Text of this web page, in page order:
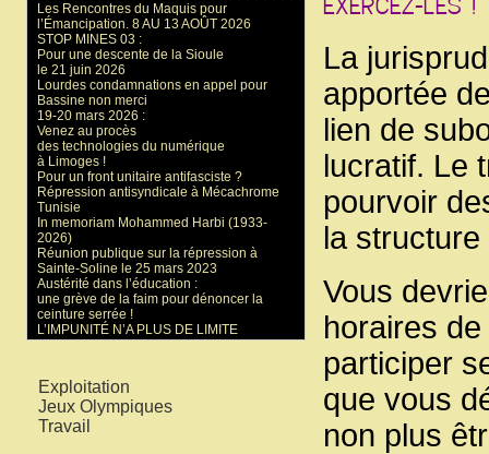
La
apportée
lien de
lucratif. Le
pourvoir
la
Vous
horaires
participer
que vous
non plus
Les Rencontres du Maquis pour
l’Émancipation. 8 AU 13 AOÛT 2026
STOP MINES 03 :
Pour une descente de la Sioule
le 21 juin 2026
Lourdes condamnations en appel pour
Bassine non merci
19-20 mars 2026 :
Venez au procès
des technologies du numérique
à Limoges !
Pour un front unitaire antifasciste ?
Répression antisyndicale à Mécachrome
Tunisie
In memoriam Mohammed Harbi (1933-
2026)
Réunion publique sur la répression à
Sainte-Soline le 25 mars 2023
Austérité dans l’éducation :
une grève de la faim pour dénoncer la
ceinture serrée !
L’IMPUNITÉ N’A PLUS DE LIMITE
Exploitation
Jeux Olympiques
Travail